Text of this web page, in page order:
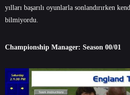
yılları başarılı oyunlarla sonlandırırken
bilmiyordu.
Championship Manager: Season 00/01